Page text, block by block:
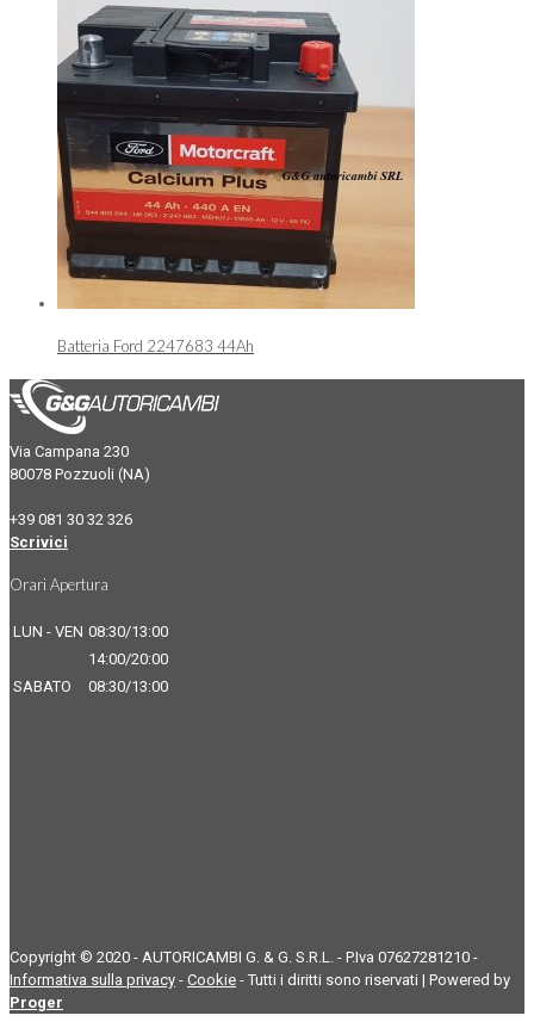
Batteria Ford 2247683 44Ah
Via Campana 230
80078 Pozzuoli (NA)
+39 081 30 32 326
Scrivici
Orari Apertura
LUN - VEN 08:30/13:00
14:00/20:00
SABATO
08:30/13:00
Copyright © 2020 - AUTORICAMBI G. & G. S.R.L. - P.Iva 07627281210 -
Informativa sulla privacy - Cookie - Tutti i diritti sono riservati | Powered by
Proger